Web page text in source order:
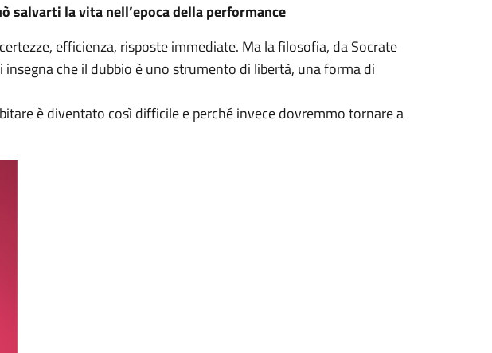
salvarti la vita nell’epoca della performance
efficienza, risposte immediate. Ma la filosofia, da Socrate
insegna che il dubbio è uno strumento di libertà, una forma di
è diventato così difficile e perché invece dovremmo tornare a